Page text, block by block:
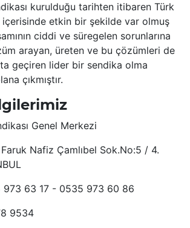
kurulduğu tarihten itibaren Türk
içerisinde etkin bir şekilde var olmuş
ciddi ve süregelen sorunlarına
arayan, üreten ve bu çözümleri de
geçiren lider bir sendika olma
çıkmıştır.
Genel Merkezi
Nafiz Çamlıbel Sok.No:5 / 4.
973 63 17 - 0535 973 60 86
9534